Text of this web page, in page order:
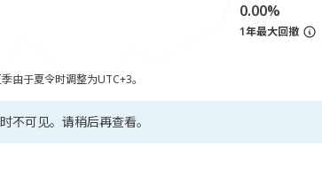
0.00%
1年最大回撤
由于夏令时调整为UTC+3。
不可见。请稍后再查看。